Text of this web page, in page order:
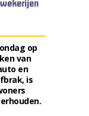
op
van
en
is